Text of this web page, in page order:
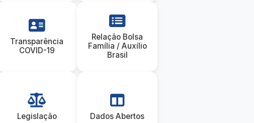
Transparência
COVID-19
Relação Bolsa
Família / Auxílio
Brasil
Legislação Dados Abertos